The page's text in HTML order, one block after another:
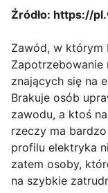
Źródło: https://
Zawód, w którym
znających się na
Brakuje osób
zawodu, a ktoś
rzeczy ma
profilu elektryka
zatem osoby,
na szybkie